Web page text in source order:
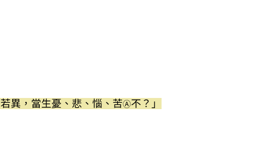
異，當生憂、悲、惱、苦Ⓐ不？」